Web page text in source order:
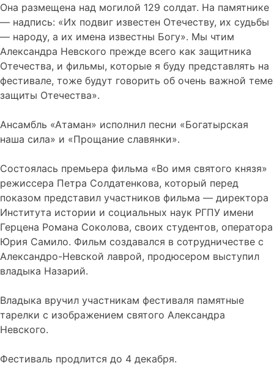
Она размещена над могилой 129 солдат. На памятнике
— надпись: «Их подвиг известен Отечеству, их судьбы
— народу, а их имена известны Богу». Мы чтим
Александра Невского прежде всего как защитника
Отечества, и фильмы, которые я буду представлять на
фестивале, тоже будут говорить об очень важной теме
защиты Отечества».
Ансамбль «Атаман» исполнил песни «Богатырская
наша сила» и «Прощание славянки».
Состоялась премьера фильма «Во имя святого князя»
режиссера Петра Солдатенкова, который перед
показом представил участников фильма — директора
Института истории и социальных наук РГПУ имени
Герцена Романа Соколова, своих студентов, оператора
Юрия Самило. Фильм создавался в сотрудничестве с
Александро-Невской лаврой, продюсером выступил
владыка Назарий.
Владыка вручил участникам фестиваля памятные
тарелки с изображением святого Александра
Невского.
Фестиваль продлится до 4 декабря.